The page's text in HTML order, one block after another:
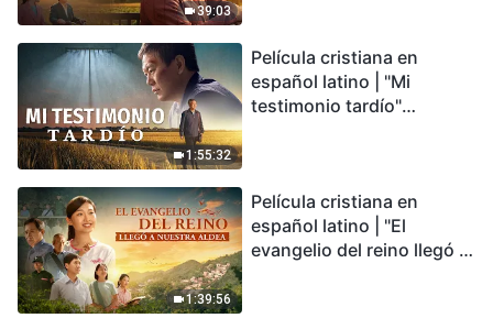
39:03
1:55:32
Película cristiana en
español latino | "Mi
testimonio tardío"
conmovedor
1:39:56
Película cristiana en
español latino | "El
evangelio del reino llegó a